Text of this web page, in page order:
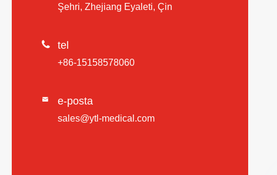
Şehri, Zhejiang Eyaleti, Çin
 tel
+86-15158578060
 e-posta
sales@ytl-medical.com